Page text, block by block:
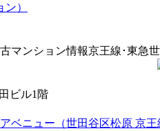
）
マンション情報京王線･東急
ビル1階
ベニュー（世田谷区松原 京